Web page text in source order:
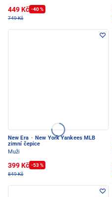
449 Kč -40 %
749 Kč
New Era · New York Yankees MLB
zimní čepice
Muži
399 Kč -53 %
849 Kč